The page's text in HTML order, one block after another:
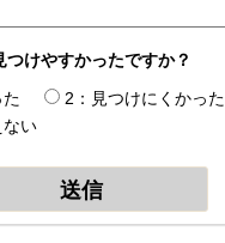
けやすかったですか？
2：見つけにくかった
ない